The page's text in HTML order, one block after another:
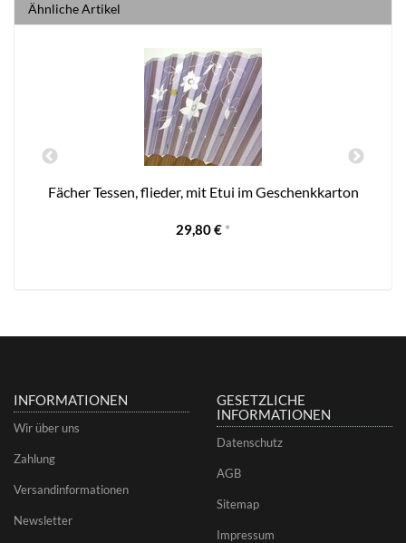
Ähnliche Artikel
Fächer Tessen, flieder, mit Etui im Geschenkkarton
29,80 € *
INFORMATIONEN
Wir über uns
Zahlung
Versandinformationen
Newsletter
GESETZLICHE
INFORMATIONEN
Datenschutz
AGB
Sitemap
Impressum